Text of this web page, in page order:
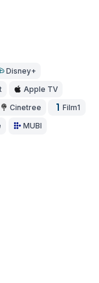
Disney+
Apple TV
Cinetree Film1
MUBI